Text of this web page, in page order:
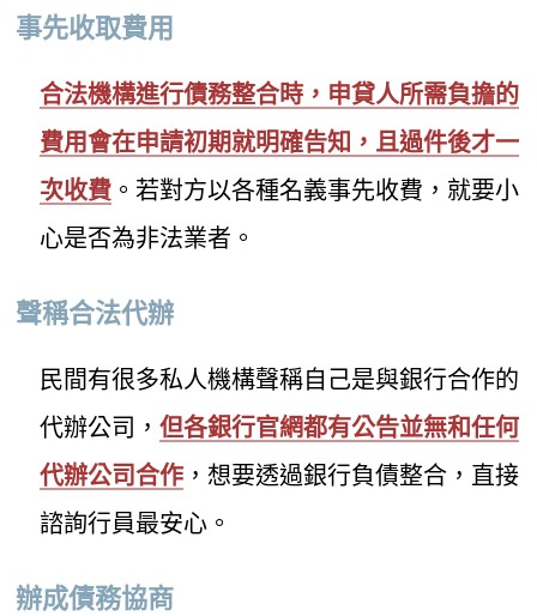
事先收取費用
合法機構進行債務整合時，申貸人所需負擔的
費用會在申請初期就明確告知，且過件後才一
次收費 。若對方以各種名義事先收費，就要小
心是否為非法業者。
聲稱合法代辦
民間有很多私人機構聲稱自己是與銀行合作的
代辦公司，但各銀行官網都有公告並無和任何
代辦公司合作 ，想要透過銀行負債整合，直接
諮詢行員最安心。
辦成債務協商